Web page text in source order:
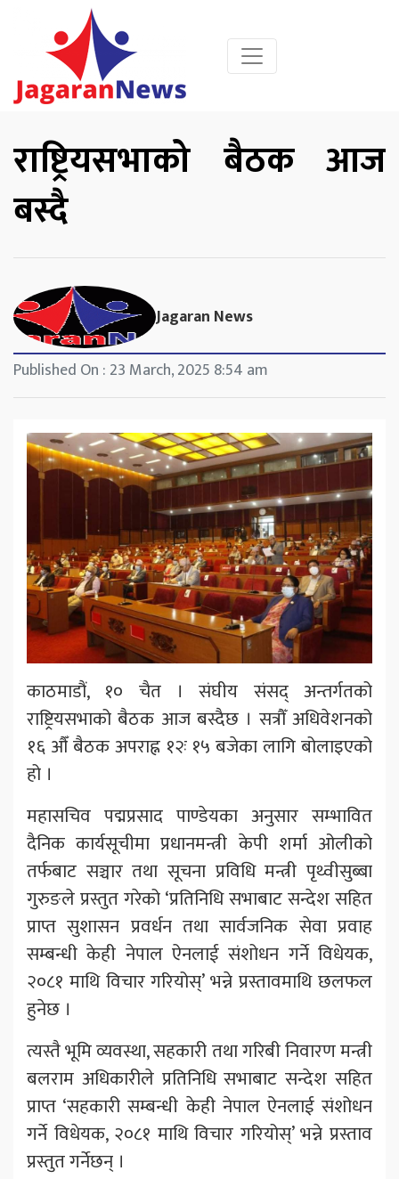
राष्ट्रियसभाको बैठक आज
बस्दै
Jagaran News
Published On : 23 March, 2025 8:54 am
काठमाडौं, १० चैत । संघीय संसद् अन्तर्गतको
राष्ट्रियसभाको बैठक आज बस्दैछ । सत्रौँ अधिवेशनको
१६ औँ बैठक अपराह्न १२ः १५ बजेका लागि बोलाइएको
हो ।
महासचिव पद्मप्रसाद पाण्डेयका अनुसार सम्भावित
दैनिक कार्यसूचीमा प्रधानमन्त्री केपी शर्मा ओलीको
तर्फबाट सञ्चार तथा सूचना प्रविधि मन्त्री पृथ्वीसुब्बा
गुरुङले प्रस्तुत गरेको ‘प्रतिनिधि सभाबाट सन्देश सहित
प्राप्त सुशासन प्रवर्धन तथा सार्वजनिक सेवा प्रवाह
सम्बन्धी केही नेपाल ऐनलाई संशोधन गर्ने विधेयक,
२०८१ माथि विचार गरियोस्’ भन्ने प्रस्तावमाथि छलफल
हुनेछ ।
त्यस्तै भूमि व्यवस्था, सहकारी तथा गरिबी निवारण मन्त्री
बलराम अधिकारीले प्रतिनिधि सभाबाट सन्देश सहित
प्राप्त ‘सहकारी सम्बन्धी केही नेपाल ऐनलाई संशोधन
गर्ने विधेयक, २०८१ माथि विचार गरियोस्’ भन्ने प्रस्ताव
प्रस्तुत गर्नेछन् ।